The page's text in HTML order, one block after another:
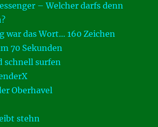
– Welcher darfs denn
war das Wort… 160 Zeichen
70 Sekunden
schnell surfen
Oberhavel
stehn